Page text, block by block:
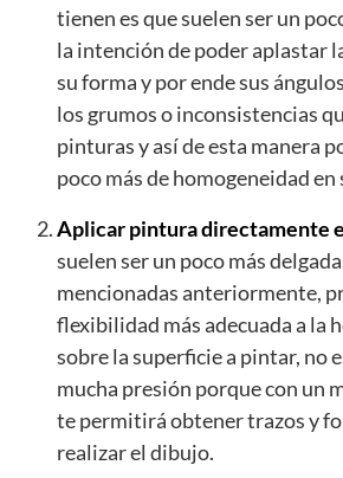
tienen es que suelen ser un
la intención de poder aplastar
su forma y por ende sus
los grumos o inconsistencias
pinturas y así de esta manera
poco más de homogeneidad
Aplicar pintura directamente
suelen ser un poco más
mencionadas anteriormente,
flexibilidad más adecuada a la
sobre la superficie a pintar, no
mucha presión porque con un
te permitirá obtener trazos y
realizar el dibujo.